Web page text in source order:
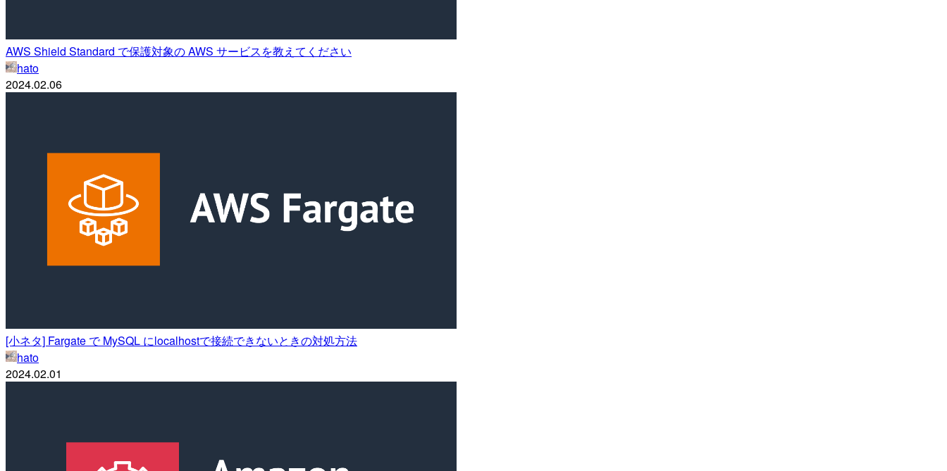
AWS Shield Standard で保護対象の AWS サービスを教えてください
hato
2024.02.06
[小ネタ] Fargate で MySQL にlocalhostで接続できないときの対処方法
hato
2024.02.01